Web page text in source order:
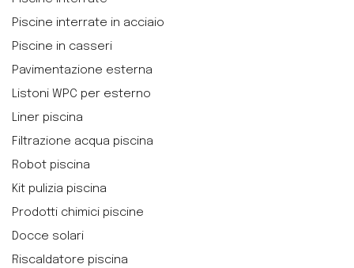
Piscine interrate in acciaio
Piscine in casseri
Pavimentazione esterna
Listoni WPC per esterno
Liner piscina
Filtrazione acqua piscina
Robot piscina
Kit pulizia piscina
Prodotti chimici piscine
Docce solari
Riscaldatore piscina